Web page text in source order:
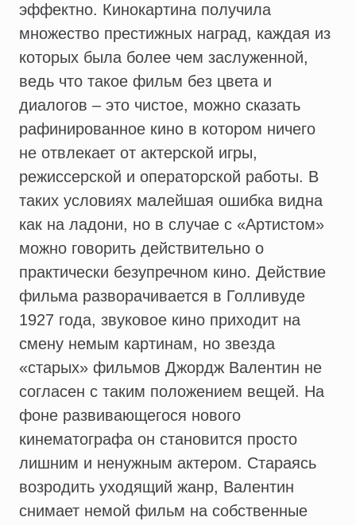
эффектно. Кинокартина получила
множество престижных наград, каждая из
которых была более чем заслуженной,
ведь что такое фильм без цвета и
диалогов – это чистое, можно сказать
рафинированное кино в котором ничего
не отвлекает от актерской игры,
режиссерской и операторской работы. В
таких условиях малейшая ошибка видна
как на ладони, но в случае с «Артистом»
можно говорить действительно о
практически безупречном кино. Действие
фильма разворачивается в Голливуде
1927 года, звуковое кино приходит на
смену немым картинам, но звезда
«старых» фильмов Джордж Валентин не
согласен с таким положением вещей. На
фоне развивающегося нового
кинематографа он становится просто
лишним и ненужным актером. Стараясь
возродить уходящий жанр, Валентин
снимает немой фильм на собственные